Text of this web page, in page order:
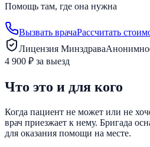
Помощь там, где она нужна
Вызвать врачаРассчитать
Лицензия МинздраваАнонимно
4 900 ₽ за выезд
Что это и для кого
Когда пациент не может или не
врач приезжает к нему. Бригада
для оказания помощи на месте.